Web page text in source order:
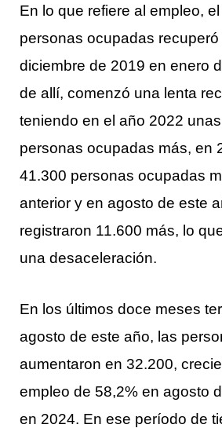
En lo que refiere al empleo,
personas ocupadas
diciembre de 2019 en enero
de allí, comenzó una lenta
teniendo en el año 2022
personas ocupadas más, en
41.300 personas ocupadas
anterior y en agosto de este
registraron 11.600 más, lo
una desaceleración.
En los últimos doce meses
agosto de este año, las
aumentaron en 32.200,
empleo de 58,2% en agosto
en 2024. En ese período de